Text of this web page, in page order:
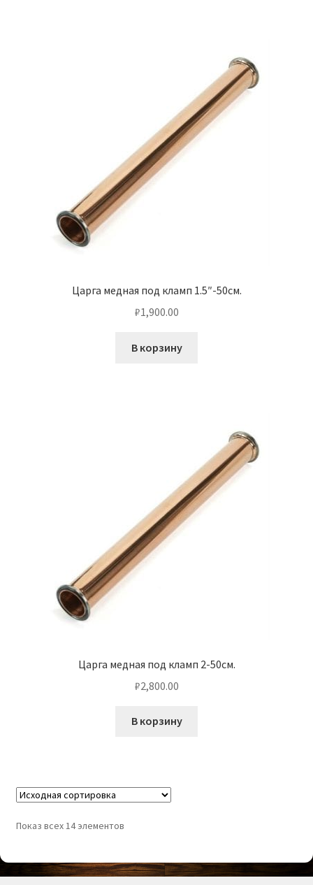
Царга медная под кламп 1.5″-50см.
₽1,900.00
В корзину
Царга медная под кламп 2-50см.
₽2,800.00
В корзину
Показ всех 14 элементов